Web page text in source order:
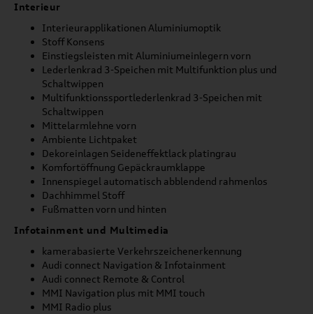
Interieur
Interieurapplikationen Aluminiumoptik
Stoff Konsens
Einstiegsleisten mit Aluminiumeinlegern vorn
Lederlenkrad 3-Speichen mit Multifunktion plus und
Schaltwippen
Multifunktionssportlederlenkrad 3-Speichen mit
Schaltwippen
Mittelarmlehne vorn
Ambiente Lichtpaket
Dekoreinlagen Seideneffektlack platingrau
Komfortöffnung Gepäckraumklappe
Innenspiegel automatisch abblendend rahmenlos
Dachhimmel Stoff
Fußmatten vorn und hinten
Infotainment und Multimedia
kamerabasierte Verkehrszeichenerkennung
Audi connect Navigation & Infotainment
Audi connect Remote & Control
MMI Navigation plus mit MMI touch
MMI Radio plus